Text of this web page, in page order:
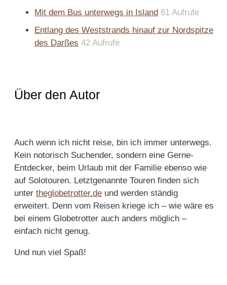
Mit dem Bus unterwegs in Island 61 Aufrufe
Entlang des Weststrands hinauf zur Nordspitze
des Darßes 42 Aufrufe
Über den Autor
Auch wenn ich nicht reise, bin ich immer unterwegs.
Kein notorisch Suchender, sondern eine Gerne-
Entdecker, beim Urlaub mit der Familie ebenso wie
auf Solotouren. Letztgenannte Touren finden sich
unter theglobetrotter.de und werden ständig
erweitert. Denn vom Reisen kriege ich – wie wäre es
bei einem Globetrotter auch anders möglich –
einfach nicht genug.
Und nun viel Spaß!